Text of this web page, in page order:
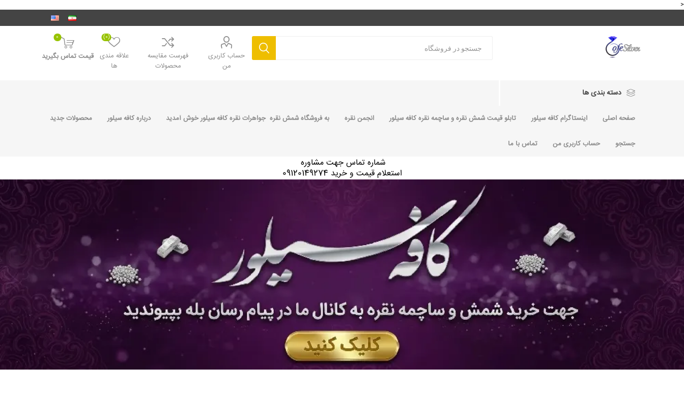
<
حساب کاربری
من
فهرست مقایسه
محصولات
علاقه مندی
ها
(0)
0
قیمت تماس بگیرید
دسته بندی ها
صفحه اصلی اینستاگرام کافه سیلور تابلو قیمت شمش نقره و ساچمه نقره کافه سیلور انجمن نقره به فروشگاه شمش نقره جواهرات نقره کافه سیلور خوش آمدید درباره کافه سیلور محصولات جدید
جستجو حساب کاربری من تماس با ما
شماره تماس جهت مشاوره
استعلام قیمت و خرید 09120149274